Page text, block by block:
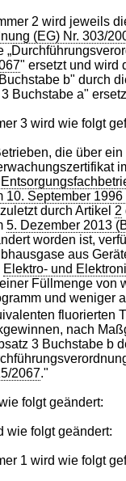
2 wird jeweils
(EG) Nr. 303/
" ersetzt und wird
b" durch
Buchstabe a"
3 wird wie folgt
die über ein
10. September
durch Artikel 2
5. Dezember 2013
worden ist,
aus
Elektro- und
Füllmenge von
und weniger
fluorierten
nach
3 Buchstabe b
2067."
folgt geändert:
wie folgt geändert:
1 wird wie folgt